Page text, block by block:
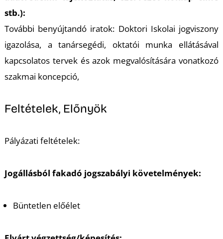
stb.):
További benyújtandó iratok: Doktori Iskolai jogviszony
igazolása, a tanársegédi, oktatói munka ellátásával
kapcsolatos tervek és azok megvalósítására vonatkozó
szakmai koncepció,
Feltételek, Előnyök
Pályázati feltételek:
Jogállásból fakadó jogszabályi követelmények:
Büntetlen előélet